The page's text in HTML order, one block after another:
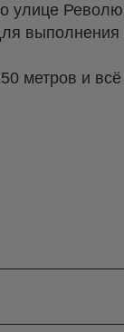
улице
выполнения
метров и